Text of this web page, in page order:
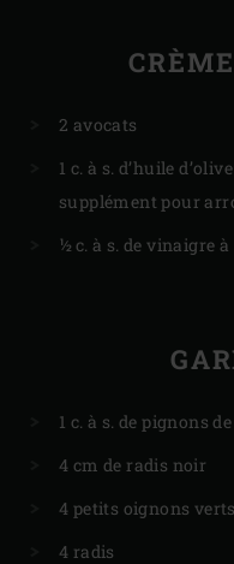
2 avocats
1 c. à s. d’huile
supplément pour
½ c. à s. de vinaigre
1 c. à s. de pignons
4 cm de radis noir
4 petits oignons verts
4 radis